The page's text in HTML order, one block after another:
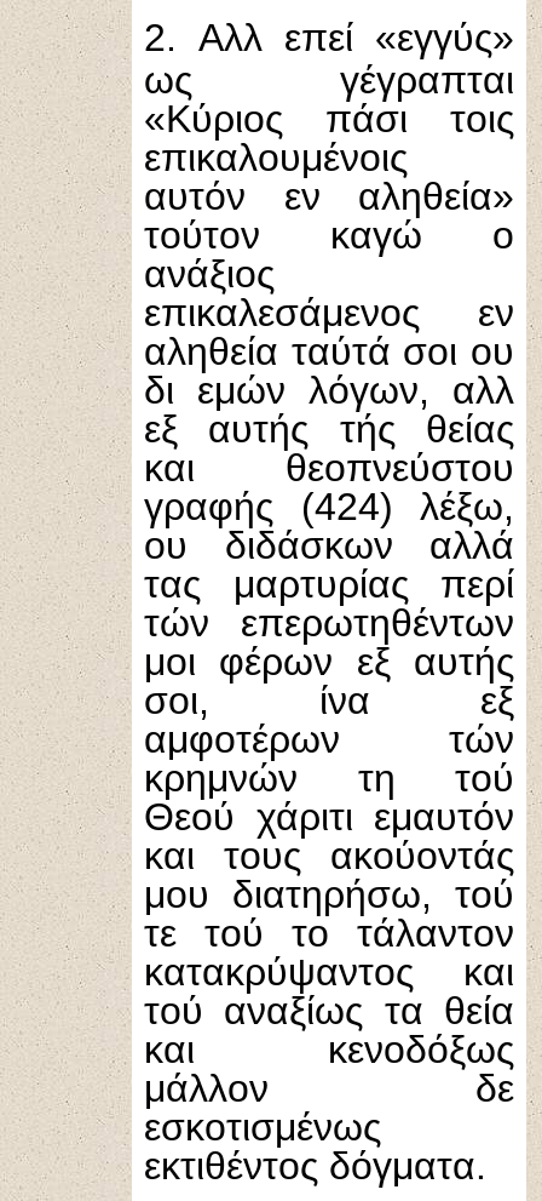
2. Αλλ επεί «εγγύς»
ως γέγραπται
«Κύριος πάσι τοις
επικαλουμένοις
αυτόν εν αληθεία»
τούτον καγώ ο
ανάξιος
επικαλεσάμενος εν
αληθεία ταύτά σοι ου
δι εμών λόγων, αλλ
εξ αυτής τής θείας
και θεοπνεύστου
γραφής (424) λέξω,
ου διδάσκων αλλά
τας μαρτυρίας περί
τών επερωτηθέντων
μοι φέρων εξ αυτής
σοι, ίνα εξ
αμφοτέρων τών
κρημνών τη τού
Θεού χάριτι εμαυτόν
και τους ακούοντάς
μου διατηρήσω, τού
τε τού το τάλαντον
κατακρύψαντος και
τού αναξίως τα θεία
και κενοδόξως
μάλλον δε
εσκοτισμένως
εκτιθέντος δόγματα.